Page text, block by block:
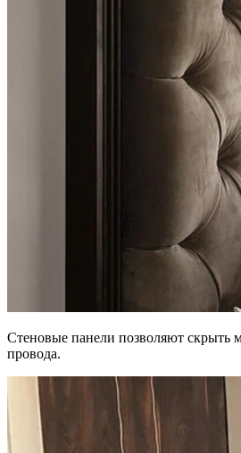
Стеновые панели позволяют скрыть
провода.